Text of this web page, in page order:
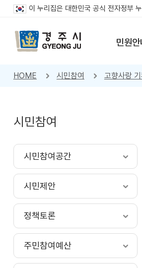
이 누리집은 대한민국 공식 전자정부
민원안
HOME 시민참여 고향사랑 기
시민참여
시민참여공간
시민제안
정책토론
주민참여예산